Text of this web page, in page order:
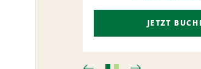
JETZT